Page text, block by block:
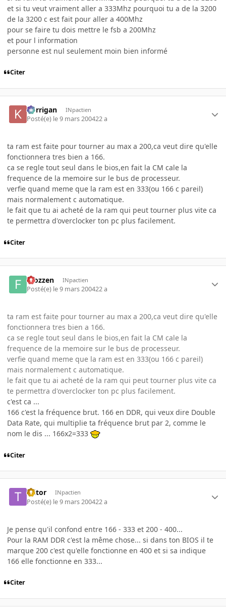
et si tu veut vraiment aller a 333Mhz pourquoi tu a de la 3200
de la 3200 c est fait pour aller a 400Mhz
pour se faire tu dois mettre le fsb a 200Mhz
et pour l information
personne est nul seulement moin bien informé
Citer
korrigan INpactien
Posté(e) le 9 mars 200422 a
ta ram est faite pour tourner au max a 200,ca veut dire qu'elle
fonctionnera tres bien a 166.
ca se regle tout seul dans le bios,en fait la CM cale la
frequence de la memoire sur le bus de processeur.
verfie quand meme que la ram est en 333(ou 166 c pareil)
mais normalement c automatique.
le fait que tu ai acheté de la ram qui peut tourner plus vite ca
te permettra d'overclocker ton pc plus facilement.
Citer
Frozzen INpactien
Posté(e) le 9 mars 200422 a
ta ram est faite pour tourner au max a 200,ca veut dire qu'elle
fonctionnera tres bien a 166.
ca se regle tout seul dans le bios,en fait la CM cale la
frequence de la memoire sur le bus de processeur.
verfie quand meme que la ram est en 333(ou 166 c pareil)
mais normalement c automatique.
le fait que tu ai acheté de la ram qui peut tourner plus vite ca
te permettra d'overclocker ton pc plus facilement.
c'est ca ...
166 c'est la fréquence brut. 166 en DDR, qui veux dire Double
Data Rate, qui multiplie ta fréquence brut par 2, comme le
nom le dis ... 166x2=333
Citer
Ttitor INpactien
Posté(e) le 9 mars 200422 a
Je pense qu'il confond entre 166 - 333 et 200 - 400...
Pour la RAM DDR c'est la même chose... si dans ton BIOS il te
marque 200 c'est qu'elle fonctionne en 400 et si sa indique
166 elle fonctionne en 333...
Citer